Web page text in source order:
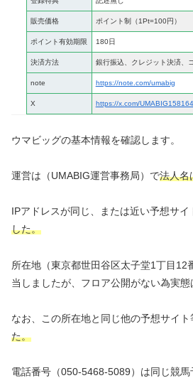
販売価格 ポイント制（1Pt=100円）
ポイント有効期限 180日
決済方法 銀行振込、クレジット決済、
note https://note.com/umabig
X https://x.com/UMABIG158164
ウマビッグの基本情報を確認します。
運営は（UMABIG運営事務局）で法人名
IPアドレスが同じ、または近い予想サイ
した。
所在地（東京都世田谷区太子堂1丁目12
当しましたが、フロア公開がない為実態
なお、この所在地と同じ他の予想サイト
た。
電話番号（050-5468-5089）は同じ競馬